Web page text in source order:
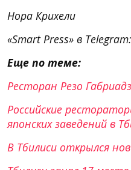
Нора Крихели
«Smart Press» в Telegram:
Еще по теме:
Ресторан Резо
Российские
японских заведений в
В Тбилиси открылся